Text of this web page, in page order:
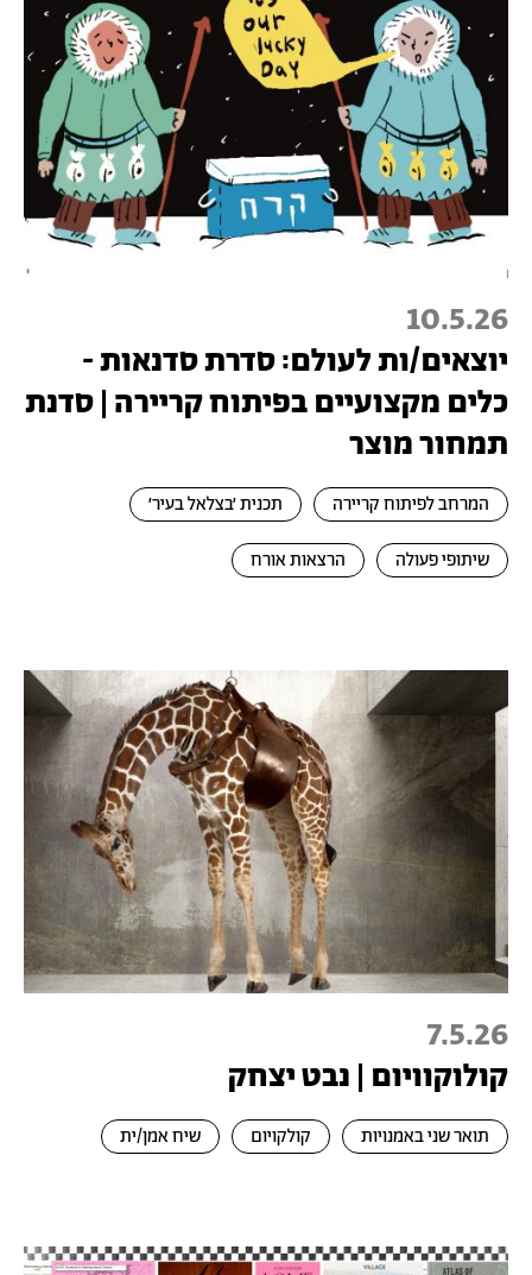
10.5.26
יוצאים/ות לעולם: סדרת סדנאות -
כלים מקצועיים בפיתוח קריירה | סדנת
תמחור מוצר
המרחב לפיתוח קריירה תכנית ׳בצלאל בעיר׳
שיתופי פעולה הרצאות אורח
7.5.26
קולוקוויום | נבט יצחק
תואר שני באמנויות קולקויום שיח אמן/ית